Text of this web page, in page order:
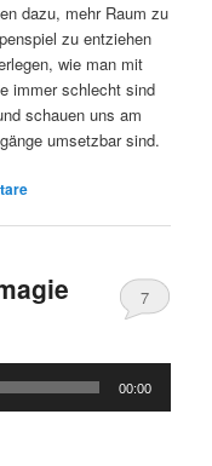
dazu, mehr Raum zu
zu entziehen
wie man mit
immer schlecht sind
schauen uns am
umsetzbar sind.
7
00:00